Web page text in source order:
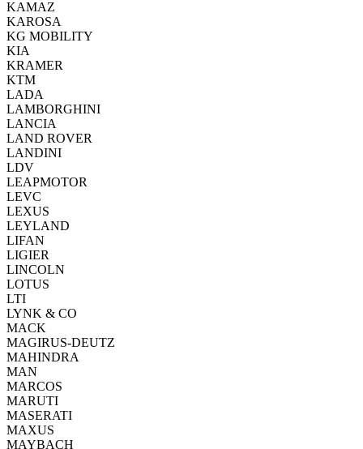
KAMAZ
KAROSA
KG MOBILITY
KIA
KRAMER
KTM
LADA
LAMBORGHINI
LANCIA
LAND ROVER
LANDINI
LDV
LEAPMOTOR
LEVC
LEXUS
LEYLAND
LIFAN
LIGIER
LINCOLN
LOTUS
LTI
LYNK & CO
MACK
MAGIRUS-DEUTZ
MAHINDRA
MAN
MARCOS
MARUTI
MASERATI
MAXUS
MAYBACH